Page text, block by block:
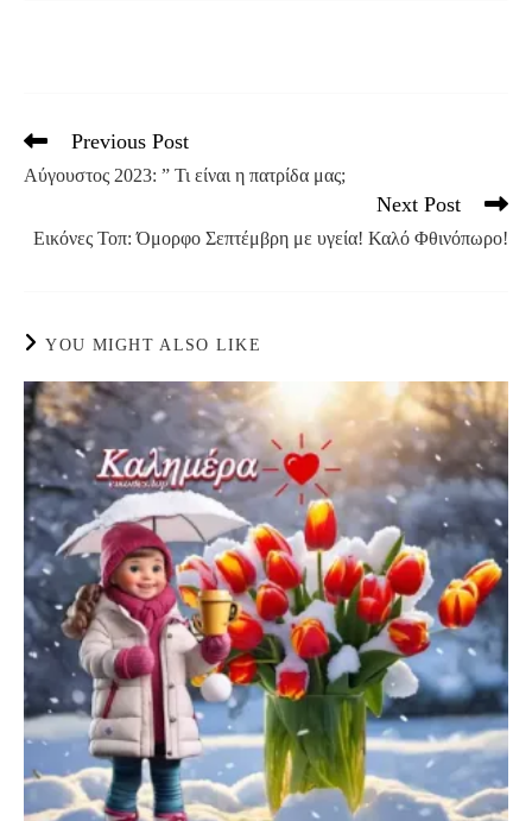
Read
articles
Previous Post
Αύγουστος 2023: ” Τι είναι η πατρίδα μας;
Next Post
Εικόνες Τοπ: Όμορφο Σεπτέμβρη με υγεία! Καλό Φθινόπωρο!
YOU MIGHT ALSO LIKE